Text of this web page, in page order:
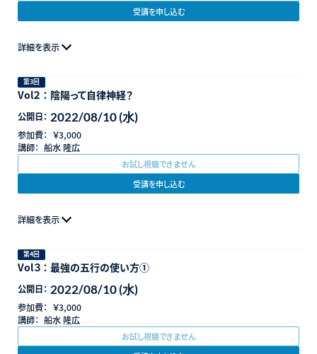
受講を申し込む
詳細を表示
第3回
Vol２ ： 陰陽って自律神経？
公開日： 2022/08/10 (水)
参加費： ￥3,000
講師： 船水 隆広
お試し視聴できません
受講を申し込む
詳細を表示
第4回
Vol３ ： 最強の五行の使い方①
公開日： 2022/08/10 (水)
参加費： ￥3,000
講師： 船水 隆広
お試し視聴できません